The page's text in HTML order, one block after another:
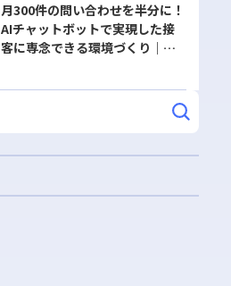
月300件の問い合わせを半分に！
AIチャットボットで実現した接
客に専念できる環境づくり｜株